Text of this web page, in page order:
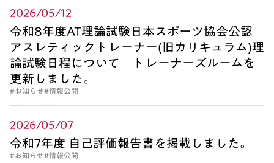
2026/05/12
令和8年度AT理論試験日本スポーツ協会公認
アスレティックトレーナー(旧カリキュラム)理
論試験日程について トレーナーズルームを
更新しました。
#お知らせ#情報公開
2026/05/07
令和7年度 自己評価報告書を掲載しました。
#お知らせ#情報公開